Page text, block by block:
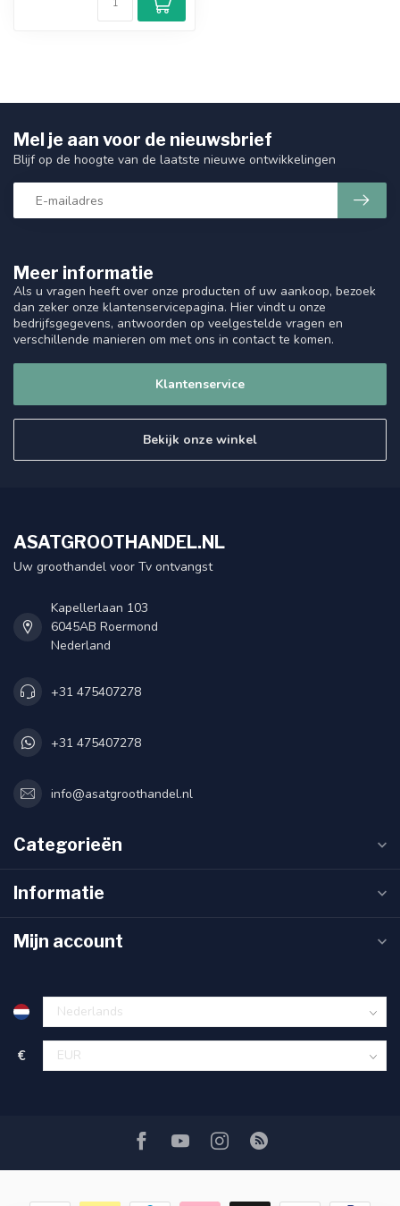
Meer informatie
Als u vragen heeft over onze producten of uw aankoop, bezoek
dan zeker onze klantenservicepagina. Hier vindt u onze
bedrijfsgegevens, antwoorden op veelgestelde vragen en
verschillende manieren om met ons in contact te komen.
Klantenservice
Bekijk onze winkel
Mel je aan voor de nieuwsbrief
Blijf op de hoogte van de laatste nieuwe ontwikkelingen
ASATGROOTHANDEL.NL
Uw groothandel voor Tv ontvangst
Kapellerlaan 103
6045AB Roermond
Nederland
+31 475407278
+31 475407278
info@asatgroothandel.nl
Categorieën
Informatie
Mijn account
€